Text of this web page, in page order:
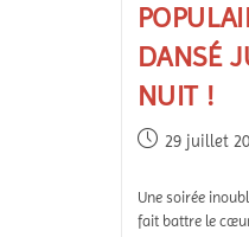
DANSÉ
NUIT !
29 juillet
Une soirée
fait battre le